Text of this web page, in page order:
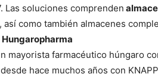
Las soluciones comprenden
así como también almacenes
Hungaropharma
mayorista farmacéutico húngaro
hace muchos años con